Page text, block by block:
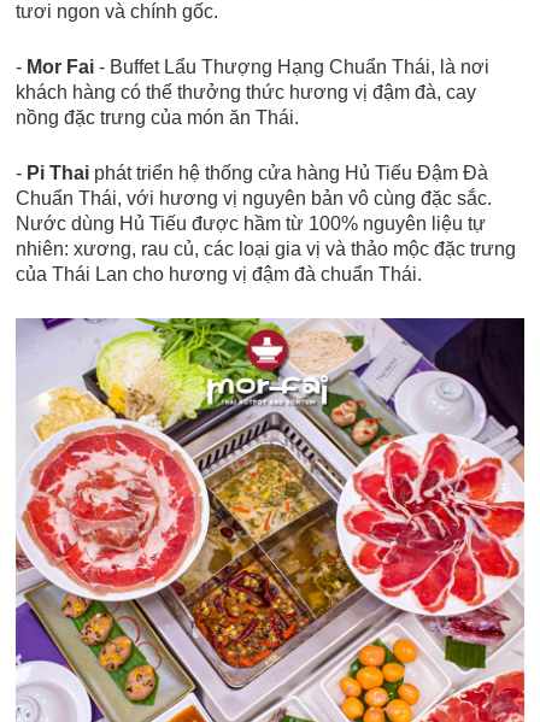
tươi ngon và chính gốc.
- Mor Fai - Buffet Lẩu Thượng Hạng Chuẩn Thái, là nơi
khách hàng có thể thưởng thức hương vị đậm đà, cay
nồng đặc trưng của món ăn Thái.
- Pi Thai phát triển hệ thống cửa hàng Hủ Tiếu Đậm Đà
Chuẩn Thái, với hương vị nguyên bản vô cùng đặc sắc.
Nước dùng Hủ Tiếu được hầm từ 100% nguyên liệu tự
nhiên: xương, rau củ, các loại gia vị và thảo mộc đặc trưng
của Thái Lan cho hương vị đậm đà chuẩn Thái.